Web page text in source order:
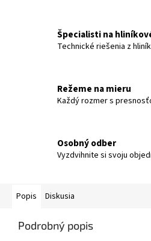
Špecialisti na
Technické riešenia z
Režeme na mieru
Každý rozmer s
Osobný odber
Vyzdvihnite si svoju
Popis Diskusia
Podrobný popis